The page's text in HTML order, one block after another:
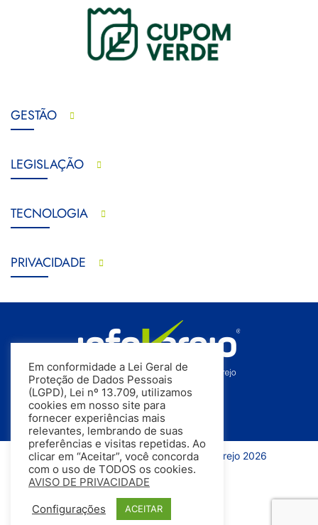
GESTÃO
LEGISLAÇÃO
TECNOLOGIA
PRIVACIDADE
Todos os direitos reservados | InfoVarejo 2026
Em conformidade a Lei Geral de
Proteção de Dados Pessoais
(LGPD), Lei nº 13.709, utilizamos
cookies em nosso site para
fornecer experiências mais
relevantes, lembrando de suas
preferências e visitas repetidas. Ao
clicar em “Aceitar”, você concorda
com o uso de TODOS os cookies.
AVISO DE PRIVACIDADE
Configurações ACEITAR